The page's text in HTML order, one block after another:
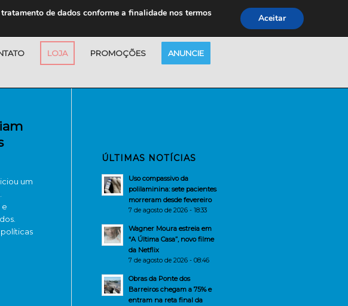
LOJA PROMOÇÕES ANUNCIE
um
e
ÚLTIMAS NOTÍCIAS
Uso compassivo da
polilaminina: sete pacientes
morreram desde fevereiro
7 de agosto de 2026 - 18:33
Wagner Moura estreia em
“A Última Casa”, novo filme
da Netflix
7 de agosto de 2026 - 08:46
Obras da Ponte dos
Barreiros chegam a 75% e
entram na reta final da
de dados conforme a finalidade nos termos
Aceitar